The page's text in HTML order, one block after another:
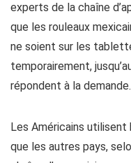
experts de la chaîne
que les rouleaux
ne soient sur les
temporairement,
répondent à la demande.
Les Américains
que les autres pays,